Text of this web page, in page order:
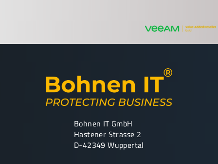
Bohnen IT GmbH
Hastener Strasse 2
D-42349 Wuppertal